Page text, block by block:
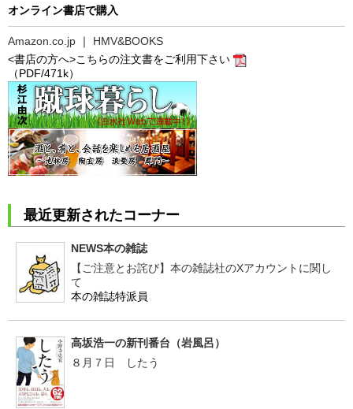
オンライン書店で購入
Amazon.co.jp ｜ HMV&BOOKS
<書店の方へ>こちらの注文書をご利用下さい
（PDF/471k）
最近更新されたコーナー
NEWS本の雑誌
【ご注意とお詫び】本の雑誌社のXアカウントに関し
て
本の雑誌特派員
高坂浩一の新刊番台（岩風呂）
８月７日 したう